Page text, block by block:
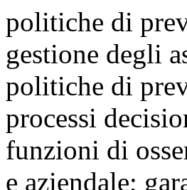
politiche di
gestione degli
politiche di
processi
funzioni di
e aziendale;